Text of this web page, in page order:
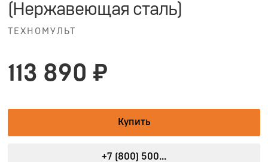
(Нержавеющая сталь)
ТЕХНОМУЛЬТ
113 890 ₽
Купить
+7 (800) 500...